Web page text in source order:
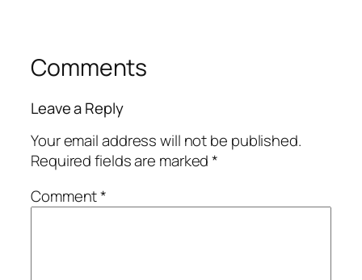
Comments
Leave a Reply
Your email address will not be published.
Required fields are marked*
Comment*